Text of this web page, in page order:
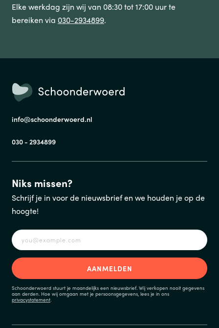
Elke werkdag zijn wij van 08:30 tot 17:00 uur te
bereiken via 030-2934899.
info@schoonderwoerd.nl
030 - 2934899
Niks missen?
Schrijf je in voor de nieuwsbrief en we houden je op de
hoogte!
Schoonderwoerd stuurt je maandelijks een nieuwsbrief. Wij verkopen nooit gegevens
aan derden. Hoe wij omgaan met je persoonsgegevens, lees je in ons
privacystatement